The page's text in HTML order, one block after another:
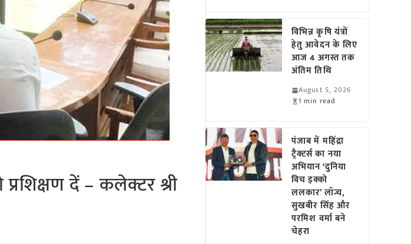
दें – कलेक्टर श्री
विभिन्न कृषि यंत्रों
हेतु आवेदन के लिए
आज 4 अगस्त तक
अंतिम तिथि
August 5, 2026
1 min read
पंजाब में महिंद्रा
ट्रैक्टर्स का नया
अभियान ‘दुनिया
विच इक्को
ललकार’ लॉन्च,
सुखबीर सिंह और
परमिश वर्मा बने
चेहरा